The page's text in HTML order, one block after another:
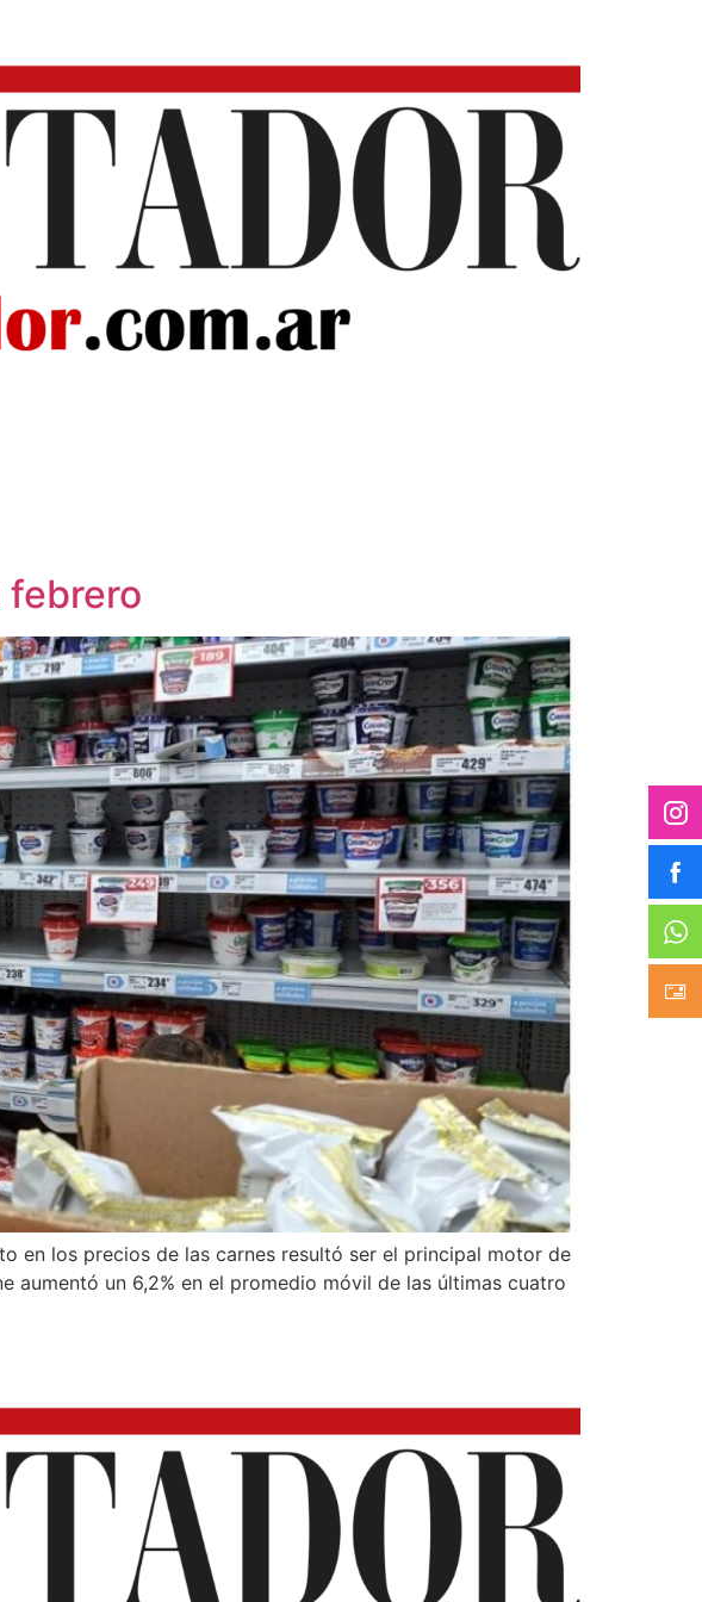
febrero
en los precios de las carnes resultó ser el principal motor de
aumentó un 6,2% en el promedio móvil de las últimas cuatro